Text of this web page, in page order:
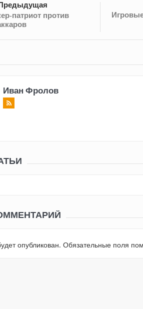
патриот против
Иван Фролов
опубликован. Обязательные поля